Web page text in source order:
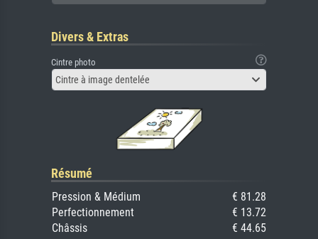
Divers & Extras
Cintre photo
Cintre à image dentelée
Résumé
Pression & Médium
€ 81.28
Perfectionnement
€ 13.72
Châssis
€ 44.65